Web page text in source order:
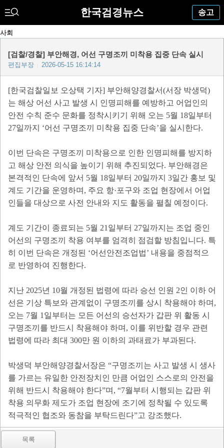
한국검경뉴스 송고
사회
[검찰/경찰] 부안해경, 어선 구명조끼 미착용 집중 단속 실시
편집부장 2026-05-15 16:14:14
[한국검찰일보 오상택 기자] 부안해양경찰서(서장 박생덕)
는 해상 어선 사고 발생 시 인명피해를 예방하고 어업인의
안전 수칙 준수 문화를 정착시키기 위해 오는 5월 18일부터
27일까지 ‘어선 구명조끼 미착용 집중 단속’을 실시한다.
이번 단속은 구명조끼 미착용으로 인한 인명피해를 방지하
고 해상 안전 의식을 높이기 위해 추진되었다. 부안해경은
본격적인 단속에 앞서 5월 18일부터 20일까지 3일간 홍보 및
계도 기간을 운영하며 , 주요 항·포구와 조업 현장에서 어업
인들을 대상으로 사전 안내와 지도 활동을 펼칠 예정이다.
계도 기간이 종료되는 5월 21 일부터 27일까지는 조업 중인
어선의 구명조끼 착용 여부를 엄격히 점검할 방침입니다. 특
히 이번 단속은 개정된 ‘어선안전조업법’ 내용을 중점적으
로 반영하여 진행한다.
지난 2025년 10월 개정된 법령에 따라 승선 인원 2인 이하 어
선은 기상 특보와 관계없이 구명조끼를 상시 착용해야 하며 ,
오는 7월 1 일부터는 모든 어선의 승선자가 갑판 위 활동 시
구명조끼를 반드시 착용해야 하며 , 이를 위반할 경우 관련
법령에 따라 최대 300만 원 이하의 과태료가 부과된다.
박생덕 부안해양경찰서장은 “구명조끼는 사고 발생 시 생사
를 가르는 유일한 안전장치인 만큼 어업인 스스로의 안전을
위해 반드시 착용해야 한다”며 , “7월부터 시행되는 갑판 위
착용 의무화 제도가 조업 현장에 조기에 정착될 수 있도록
적극적인 협조와 동참을 부탁드린다”고 강조했다.
목록